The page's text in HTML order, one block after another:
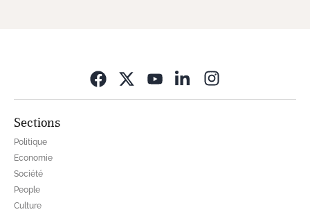
Sections
Politique
Economie
Société
People
Culture